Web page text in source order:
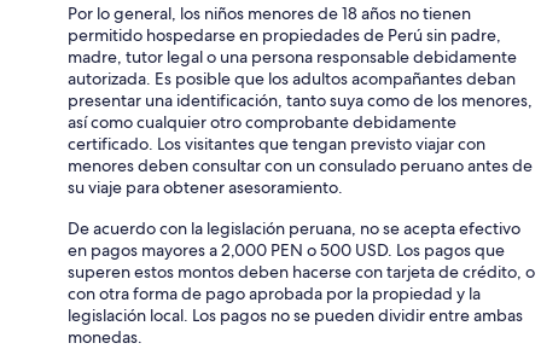
Por lo general, los niños menores de 18 años no tienen
permitido hospedarse en propiedades de Perú sin padre,
madre, tutor legal o una persona responsable debidamente
autorizada. Es posible que los adultos acompañantes deban
presentar una identificación, tanto suya como de los menores,
así como cualquier otro comprobante debidamente
certificado. Los visitantes que tengan previsto viajar con
menores deben consultar con un consulado peruano antes de
su viaje para obtener asesoramiento.
De acuerdo con la legislación peruana, no se acepta efectivo
en pagos mayores a 2,000 PEN o 500 USD. Los pagos que
superen estos montos deben hacerse con tarjeta de crédito, o
con otra forma de pago aprobada por la propiedad y la
legislación local. Los pagos no se pueden dividir entre ambas
monedas.